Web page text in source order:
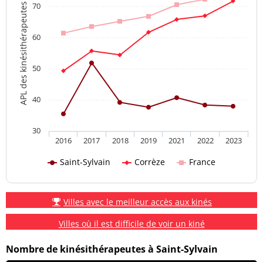
APL des kinésithérapeutes
Saint-Sylvain Corrèze France
2016 2017 2018 2019 2021 2022 2023
30
40
50
60
70
Villes avec le meilleur accès aux kinés
Villes où il est difficile de voir un kiné
Nombre de kinésithérapeutes à Saint-Sylvain